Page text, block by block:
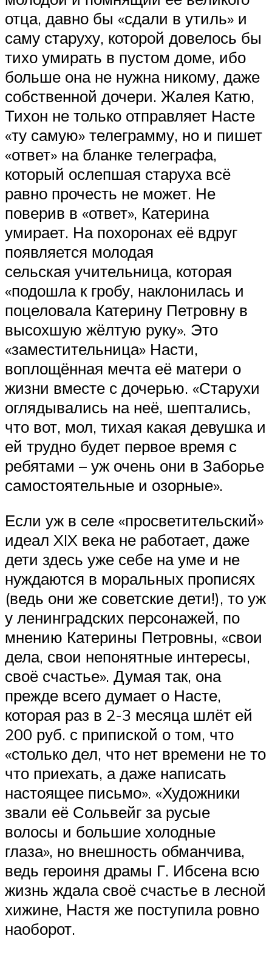
отца, давно бы «сдали в утиль» и
саму старуху, которой довелось бы
тихо умирать в пустом доме, ибо
больше она не нужна никому, даже
собственной дочери. Жалея Катю,
Тихон не только отправляет Насте
«ту самую» телеграмму, но и пишет
«ответ» на бланке телеграфа,
который ослепшая старуха всё
равно прочесть не может. Не
поверив в «ответ», Катерина
умирает. На похоронах её вдруг
появляется молодая
сельская учительница, которая
«подошла к гробу, наклонилась и
поцеловала Катерину Петровну в
высохшую жёлтую руку». Это
«заместительница» Насти,
воплощённая мечта её матери о
жизни вместе с дочерью. «Старухи
оглядывались на неё, шептались,
что вот, мол, тихая какая девушка и
ей трудно будет первое время с
ребятами – уж очень они в Заборье
самостоятельные и озорные».
Если уж в селе «просветительский»
идеал XIX века не работает, даже
дети здесь уже себе на уме и не
нуждаются в моральных прописях
(ведь они же советские дети!), то уж
у ленинградских персонажей, по
мнению Катерины Петровны, «свои
дела, свои непонятные интересы,
своё счастье». Думая так, она
прежде всего думает о Насте,
которая раз в 2-3 месяца шлёт ей
200 руб. с припиской о том, что
«столько дел, что нет времени не то
что приехать, а даже написать
настоящее письмо». «Художники
звали её Сольвейг за русые
волосы и большие холодные
глаза», но внешность обманчива,
ведь героиня драмы Г. Ибсена всю
жизнь ждала своё счастье в лесной
хижине, Настя же поступила ровно
наоборот.